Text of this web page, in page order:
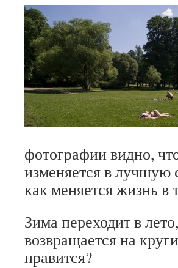
фотографии видно,
изменяется в
как меняется жизнь в
Зима переходит в
возвращается на
нравится?